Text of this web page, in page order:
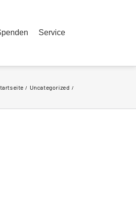
Service
Uncategorized